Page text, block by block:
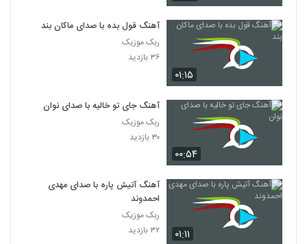
۰۱:۱۵
آهنگ قول بده با صدای ماکان بند
ربک موزیک
۳۶ بازدید
۰۰:۵۴
آهنگ جای تو خالیه با صدای نوان
ربک موزیک
۳۰ بازدید
۰۱:۱۱
آهنگ آتیش پاره با صدای مهدی
احمدوند
ربک موزیک
۳۲ بازدید